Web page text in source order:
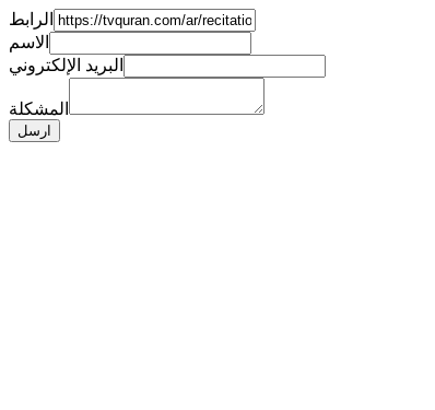
الرابط
الاسم
البريد الإلكتروني
المشكلة
ارسل